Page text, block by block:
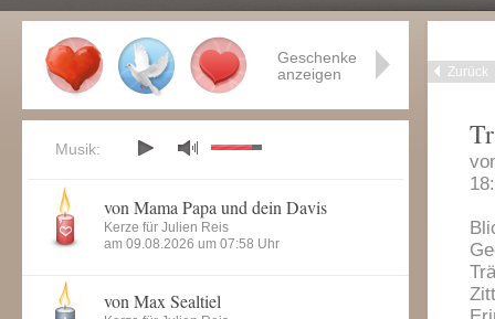
Zurück
Geschenke
anzeigen
Musik:
von Mama Papa und dein Davis
Kerze für Julien Reis
am 09.08.2026 um 07:58 Uhr
von Max Sealtiel